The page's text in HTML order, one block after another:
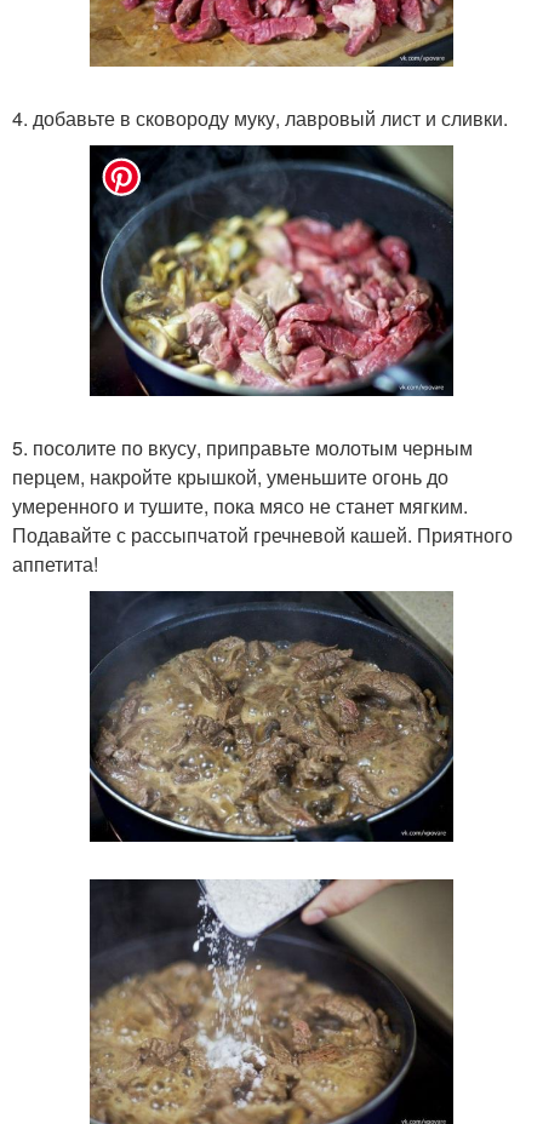
4. добавьте в сковороду муку, лавровый лист и сливки.
5. посолите по вкусу, приправьте молотым черным
перцем, накройте крышкой, уменьшите огонь до
умеренного и тушите, пока мясо не станет мягким.
Подавайте с рассыпчатой гречневой кашей. Приятного
аппетита!